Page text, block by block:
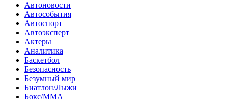
Автоновости
Автособытия
Автоспорт
Автоэксперт
Актеры
Аналитика
Баскетбол
Безопасность
Безумный мир
Биатлон/Лыжи
Бокс/MMA